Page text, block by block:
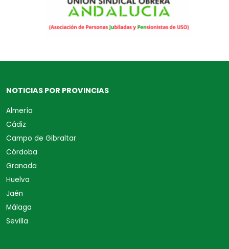
NOTICIAS POR PROVINCIAS
Almería
Cádiz
Campo de Gibraltar
Córdoba
Granada
Huelva
Jaén
Málaga
Sevilla